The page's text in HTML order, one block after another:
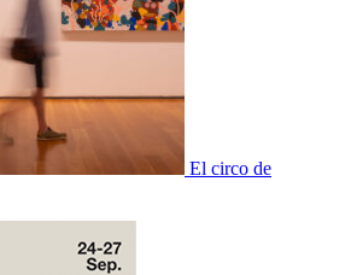
El circo de